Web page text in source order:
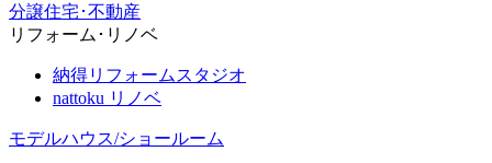
分譲住宅･不動産
リフォーム･リノベ
納得リフォームスタジオ
nattoku リノベ
モデルハウス/ショールーム